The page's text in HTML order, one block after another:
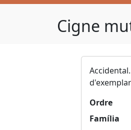
Cigne
Ordre
Família